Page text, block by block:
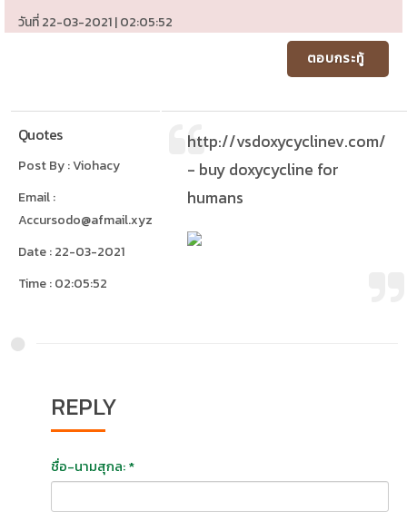
วันที่ 22-03-2021 | 02:05:52
ตอบกระทู้
Quotes
Post By : Viohacy
Email :
Accursodo@afmail.xyz
Date : 22-03-2021
Time : 02:05:52
http://vsdoxycyclinev.com/
- buy doxycycline for
humans
REPLY
ชื่อ-นามสุกล: *